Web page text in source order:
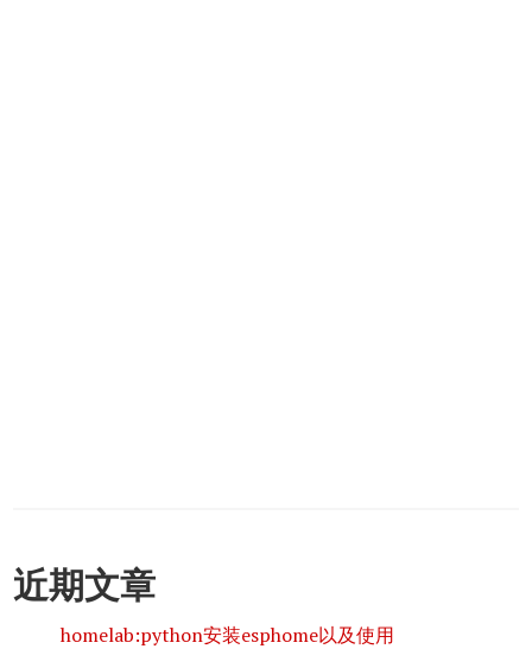
近期文章
homelab:python安装esphome以及使用